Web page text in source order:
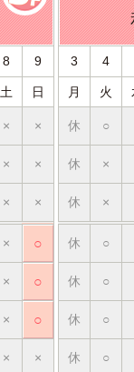
8 9 3 4
土 日 月 火
× × 休 ○
× × 休 ×
× × 休 ×
× ○ 休 ○
× ○ 休 ○
× ○ 休 ○
× × 休 ○